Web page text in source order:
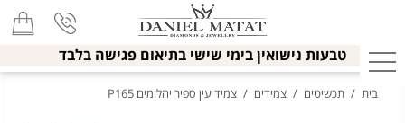
טבעות נישואין בימי שישי בתיאום פגישה בלבד
בית / תכשיטים / צמידים / צמיד עין ספיר יהלומים P165